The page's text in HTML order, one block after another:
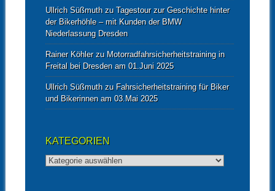
Ullrich Süßmuthzu Tagestour zur Geschichte hinter
der Bikerhöhle – mit Kunden der BMW
Niederlassung Dresden
Rainer Köhlerzu Motorradfahrsicherheitstraining in
Freital bei Dresden am 01.Juni 2025
Ullrich Süßmuthzu Fahrsicherheitstraining für Biker
und Bikerinnen am 03.Mai 2025
KATEGORIEN
Kategorien